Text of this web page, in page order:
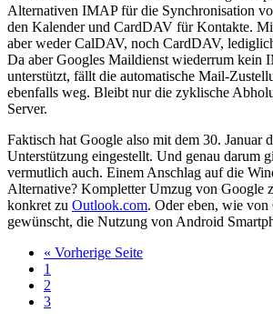
Alternativen IMAP für die Synchronisation
den Kalender und CardDAV für Kontakte.
aber weder CalDAV, noch CardDAV,
Da aber Googles Maildienst wiederrum kein
unterstützt, fällt die automatische Mail-
ebenfalls weg. Bleibt nur die zyklische
Server.
Faktisch hat Google also mit dem 30. Januar
Unterstützung eingestellt. Und genau darum
vermutlich auch. Einem Anschlag auf die
Alternative? Kompletter Umzug von Google
konkret zu Outlook.com. Oder eben, wie
gewünscht, die Nutzung von Android
« Vorherige Seite
1
2
3